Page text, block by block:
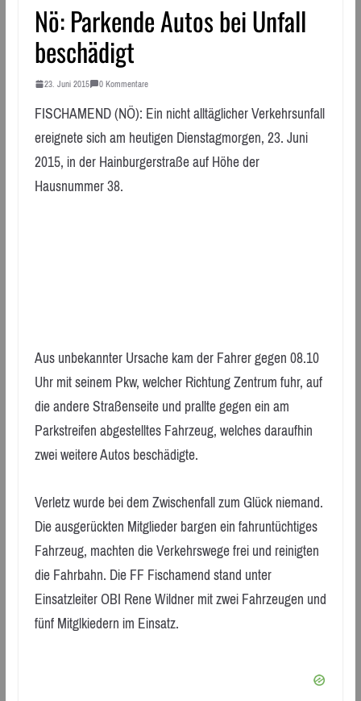
Nö: Parkende Autos bei Unfall
beschädigt
23. Juni 2015 0 Kommentare
FISCHAMEND (NÖ): Ein nicht alltäglicher Verkehrsunfall
ereignete sich am heutigen Dienstagmorgen, 23. Juni
2015, in der Hainburgerstraße auf Höhe der
Hausnummer 38.
Aus unbekannter Ursache kam der Fahrer gegen 08.10
Uhr mit seinem Pkw, welcher Richtung Zentrum fuhr, auf
die andere Straßenseite und prallte gegen ein am
Parkstreifen abgestelltes Fahrzeug, welches daraufhin
zwei weitere Autos beschädigte.
Verletz wurde bei dem Zwischenfall zum Glück niemand.
Die ausgerückten Mitglieder bargen ein fahruntüchtiges
Fahrzeug, machten die Verkehrswege frei und reinigten
die Fahrbahn. Die FF Fischamend stand unter
Einsatzleiter OBI Rene Wildner mit zwei Fahrzeugen und
fünf Mitglkiedern im Einsatz.